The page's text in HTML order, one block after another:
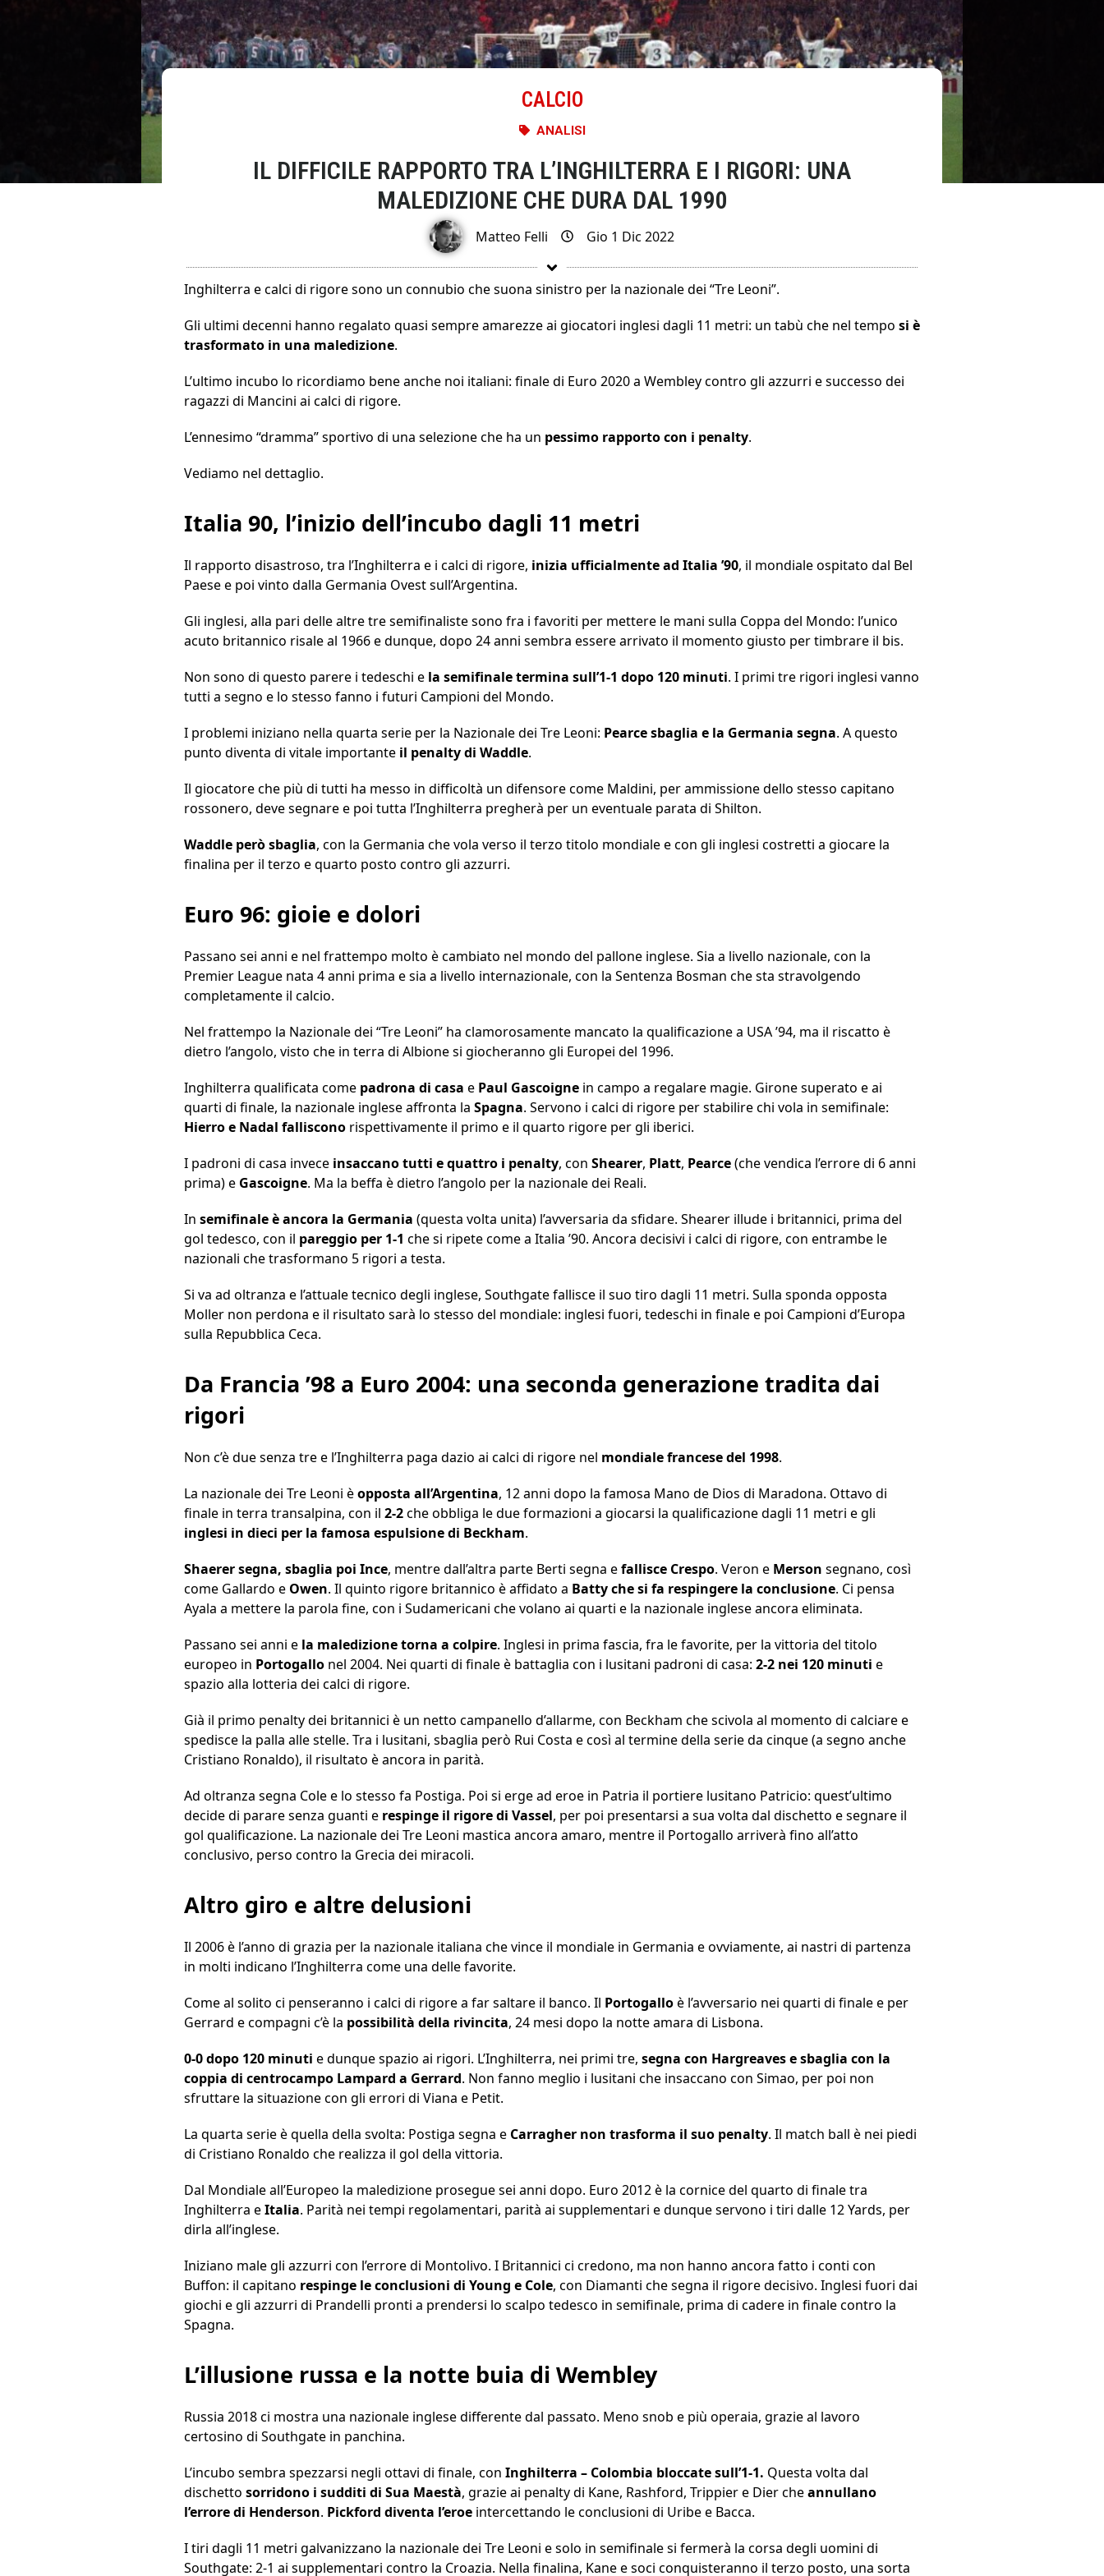
CALCIO
ANALISI
IL DIFFICILE RAPPORTO TRA L’INGHILTERRA E I RIGORI: UNA
MALEDIZIONE CHE DURA DAL 1990
Matteo Felli Gio 1 Dic 2022
Inghilterra e calci di rigore sono un connubio che suona sinistro per la nazionale dei “Tre Leoni”.
Gli ultimi decenni hanno regalato quasi sempre amarezze ai giocatori inglesi dagli 11 metri: un tabù che nel tempo si è
trasformato in una maledizione.
L’ultimo incubo lo ricordiamo bene anche noi italiani: finale di Euro 2020 a Wembley contro gli azzurri e successo dei
ragazzi di Mancini ai calci di rigore.
L’ennesimo “dramma” sportivo di una selezione che ha un pessimo rapporto con i penalty.
Vediamo nel dettaglio.
Italia 90, l’inizio dell’incubo dagli 11 metri
Il rapporto disastroso, tra l’Inghilterra e i calci di rigore, inizia ufficialmente ad Italia ’90, il mondiale ospitato dal Bel
Paese e poi vinto dalla Germania Ovest sull’Argentina.
Gli inglesi, alla pari delle altre tre semifinaliste sono fra i favoriti per mettere le mani sulla Coppa del Mondo: l’unico
acuto britannico risale al 1966 e dunque, dopo 24 anni sembra essere arrivato il momento giusto per timbrare il bis.
Non sono di questo parere i tedeschi e la semifinale termina sull’1-1 dopo 120 minuti. I primi tre rigori inglesi vanno
tutti a segno e lo stesso fanno i futuri Campioni del Mondo.
I problemi iniziano nella quarta serie per la Nazionale dei Tre Leoni: Pearce sbaglia e la Germania segna. A questo
punto diventa di vitale importante il penalty di Waddle.
Il giocatore che più di tutti ha messo in difficoltà un difensore come Maldini, per ammissione dello stesso capitano
rossonero, deve segnare e poi tutta l’Inghilterra pregherà per un eventuale parata di Shilton.
Waddle però sbaglia, con la Germania che vola verso il terzo titolo mondiale e con gli inglesi costretti a giocare la
finalina per il terzo e quarto posto contro gli azzurri.
Euro 96: gioie e dolori
Passano sei anni e nel frattempo molto è cambiato nel mondo del pallone inglese. Sia a livello nazionale, con la
Premier League nata 4 anni prima e sia a livello internazionale, con la Sentenza Bosman che sta stravolgendo
completamente il calcio.
Nel frattempo la Nazionale dei “Tre Leoni” ha clamorosamente mancato la qualificazione a USA ’94, ma il riscatto è
dietro l’angolo, visto che in terra di Albione si giocheranno gli Europei del 1996.
Inghilterra qualificata come padrona di casa e Paul Gascoigne in campo a regalare magie. Girone superato e ai
quarti di finale, la nazionale inglese affronta la Spagna. Servono i calci di rigore per stabilire chi vola in semifinale:
Hierro e Nadal falliscono rispettivamente il primo e il quarto rigore per gli iberici.
I padroni di casa invece insaccano tutti e quattro i penalty, con Shearer, Platt, Pearce(che vendica l’errore di 6 anni
prima) e Gascoigne. Ma la beffa è dietro l’angolo per la nazionale dei Reali.
In semifinale è ancora la Germania (questa volta unita) l’avversaria da sfidare. Shearer illude i britannici, prima del
gol tedesco, con il pareggio per 1-1 che si ripete come a Italia ’90. Ancora decisivi i calci di rigore, con entrambe le
nazionali che trasformano 5 rigori a testa.
Si va ad oltranza e l’attuale tecnico degli inglese, Southgate fallisce il suo tiro dagli 11 metri. Sulla sponda opposta
Moller non perdona e il risultato sarà lo stesso del mondiale: inglesi fuori, tedeschi in finale e poi Campioni d’Europa
sulla Repubblica Ceca.
Da Francia ’98 a Euro 2004: una seconda generazione tradita dai
rigori
Non c’è due senza tre e l’Inghilterra paga dazio ai calci di rigore nel mondiale francese del 1998.
La nazionale dei Tre Leoni èopposta all’Argentina, 12 anni dopo la famosa Mano de Dios di Maradona. Ottavo di
finale in terra transalpina, con il 2-2che obbliga le due formazioni a giocarsi la qualificazione dagli 11 metri e gli
inglesi in dieci per la famosa espulsione di Beckham.
Shaerer segna, sbaglia poi Ince, mentre dall’altra parte Berti segna efallisce Crespo. Veron e Merson segnano, così
come Gallardo e Owen. Il quinto rigore britannico è affidato a Batty che si fa respingere la conclusione. Ci pensa
Ayala a mettere la parola fine, con i Sudamericani che volano ai quarti e la nazionale inglese ancora eliminata.
Passano sei anni e la maledizione torna a colpire. Inglesi in prima fascia, fra le favorite, per la vittoria del titolo
europeo in Portogallo nel 2004. Nei quarti di finale è battaglia con i lusitani padroni di casa: 2-2 nei 120 minuti e
spazio alla lotteria dei calci di rigore.
Già il primo penalty dei britannici è un netto campanello d’allarme, con Beckham che scivola al momento di calciare e
spedisce la palla alle stelle. Tra i lusitani, sbaglia però Rui Costa e così al termine della serie da cinque (a segno anche
Cristiano Ronaldo), il risultato è ancora in parità.
Ad oltranza segna Cole e lo stesso fa Postiga. Poi si erge ad eroe in Patria il portiere lusitano Patricio: quest’ultimo
decide di parare senza guanti e respinge il rigore di Vassel, per poi presentarsi a sua volta dal dischetto e segnare il
gol qualificazione. La nazionale dei Tre Leoni mastica ancora amaro, mentre il Portogallo arriverà fino all’atto
conclusivo, perso contro la Grecia dei miracoli.
Altro giro e altre delusioni
Il 2006 è l’anno di grazia per la nazionale italiana che vince il mondiale in Germania e ovviamente, ai nastri di partenza
in molti indicano l’Inghilterra come una delle favorite.
Come al solito ci penseranno i calci di rigore a far saltare il banco. Il Portogalloè l’avversario nei quarti di finale e per
Gerrard e compagni c’è la possibilità della rivincita, 24 mesi dopo la notte amara di Lisbona.
0-0 dopo 120 minuti e dunque spazio ai rigori. L’Inghilterra, nei primi tre, segna con Hargreaves e sbaglia con la
coppia di centrocampo Lampard a Gerrard. Non fanno meglio i lusitani che insaccano con Simao, per poi non
sfruttare la situazione con gli errori di Viana e Petit.
La quarta serie è quella della svolta: Postiga segna e Carragher non trasforma il suo penalty. Il match ball è nei piedi
di Cristiano Ronaldo che realizza il gol della vittoria.
Dal Mondiale all’Europeo la maledizione prosegue sei anni dopo. Euro 2012 è la cornice del quarto di finale tra
Inghilterra eItalia. Parità nei tempi regolamentari, parità ai supplementari e dunque servono i tiri dalle 12 Yards, per
dirla all’inglese.
Iniziano male gli azzurri con l’errore di Montolivo. I Britannici ci credono, ma non hanno ancora fatto i conti con
Buffon: il capitano respinge le conclusioni di Young e Cole, con Diamanti che segna il rigore decisivo. Inglesi fuori dai
giochi e gli azzurri di Prandelli pronti a prendersi lo scalpo tedesco in semifinale, prima di cadere in finale contro la
Spagna.
L’illusione russa e la notte buia di Wembley
Russia 2018 ci mostra una nazionale inglese differente dal passato. Meno snob e più operaia, grazie al lavoro
certosino di Southgate in panchina.
L’incubo sembra spezzarsi negli ottavi di finale, con Inghilterra – Colombia bloccate sull’1-1. Questa volta dal
dischetto sorridono i sudditi di Sua Maestà, grazie ai penalty di Kane, Rashford, Trippier e Dier cheannullano
l’errore di Henderson. Pickford diventa l’eroe intercettando le conclusioni di Uribe e Bacca.
I tiri dagli 11 metri galvanizzano la nazionale dei Tre Leoni e solo in semifinale si fermerà la corsa degli uomini di
Southgate: 2-1 ai supplementari contro la Croazia. Nella finalina, Kane e soci conquisteranno il terzo posto, una sorta